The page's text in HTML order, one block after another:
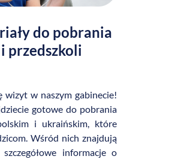
do pobrania
i przedszkoli
wizyt w naszym gabinecie!
gotowe do pobrania
i ukraińskim, które
Wśród nich znajdują
informacje o